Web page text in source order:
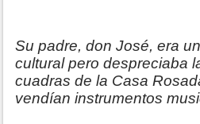
Su padre, don José, era
cultural pero despreciaba
cuadras de la Casa
vendían instrumentos